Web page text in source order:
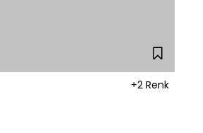
+2 Renk